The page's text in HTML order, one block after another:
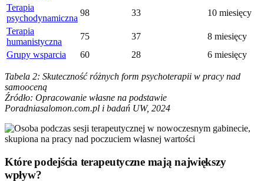
Terapia
psychodynamiczna
98 33
10 miesięcy
Terapia
humanistyczna
75 37
8 miesięcy
Grupy wsparcia
60 28 6 miesięcy
Tabela 2: Skuteczność różnych form psychoterapii w pracy nad
samooceną
Źródło: Opracowanie własne na podstawie
Poradniasalomon.com.pl i badań UW, 2024
Które podejścia terapeutyczne mają największy
wpływ?